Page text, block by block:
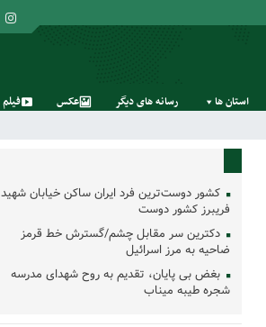
استان‌ ها رسانه‌ های‌ دیگر عکس فیلم
کشور دوست‌ترین فرد ایران ساکن خیابان شهید
فریبرز کشور دوست
دکترین سر مقابل چشم/گسترش خط قرمز
ضاحیه به مرز اسرائیل
بغض بی پایان، تقدیم به روح شهدای مدرسه
شجره طیبه میناب